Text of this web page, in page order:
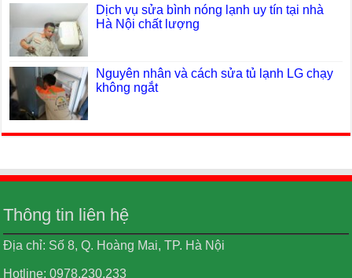
Dịch vụ sửa bình nóng lạnh uy tín tại nhà
Hà Nội chất lượng
Nguyên nhân và cách sửa tủ lạnh LG chạy
không ngắt
Thông tin liên hệ
Địa chỉ: Số 8, Q. Hoàng Mai, TP. Hà Nội
Hotline: 0978.230.233